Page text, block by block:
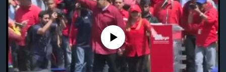
ပင်မ
ညွန်း
စာမျက်နှာ
သို့
ရုပ်ရှင်ထဲက အင်္ဂလိပ်စာ
သုတပဒေသာ အင်္ဂလိပ်စာ
တီဗွီ
ရေဒီယို/တီဗွီအစီအစဉ်
Learning English
ဗွီအိုအေ လူမှုကွန်ယက်များ
No media source currently available